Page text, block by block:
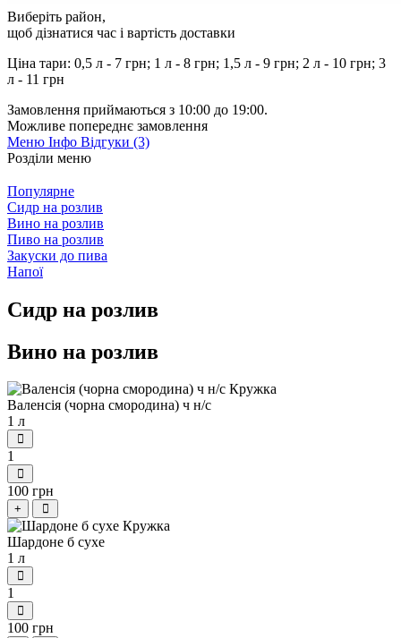
Виберіть район,
щоб дізнатися час і вартість доставки
Ціна тари: 0,5 л - 7 грн; 1 л - 8 грн; 1,5 л - 9 грн; 2 л - 10 грн; 3
л - 11 грн
Замовлення приймаються з 10:00 до 19:00.
Можливе попереднє замовлення
Меню Інфо Відгуки (3)
Розділи меню
Популярне
Сидр на розлив
Вино на розлив
Пиво на розлив
Закуски до пива
Напої
Сидр на розлив
Вино на розлив
Валенсія (чорна смородина) ч н/с
1 л
1
100 грн
+
Шардоне б сухе
1 л
1
100 грн